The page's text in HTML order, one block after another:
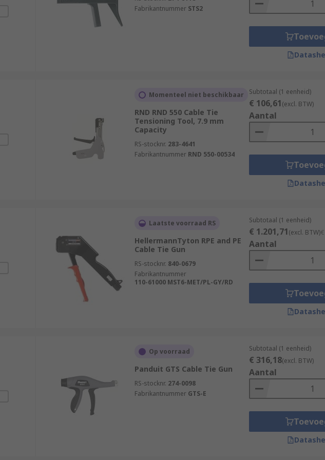
Fabrikantnummer STS2
Momenteel niet beschikbaar
RND RND 550 Cable Tie
Tensioning Tool, 7.9 mm
Capacity
RS-stocknr. 283-4641
Fabrikantnummer RND 550-00534
Subtotaal (1 eenheid)
€ 106,61(excl. BTW)
Aantal
Laatste voorraad RS
HellermannTyton RPE and PE
Cable Tie Gun
RS-stocknr. 840-0679
Fabrikantnummer
110-61000 MST6-MET/PL-GY/RD
Subtotaal (1 eenheid)
€ 1.201,71(excl. BTW)
Aantal
Op voorraad
Panduit GTS Cable Tie Gun
RS-stocknr. 274-0098
Fabrikantnummer GTS-E
Subtotaal (1 eenheid)
€ 316,18(excl. BTW)
Aantal